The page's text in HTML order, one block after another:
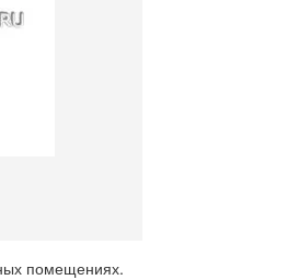
помещениях.